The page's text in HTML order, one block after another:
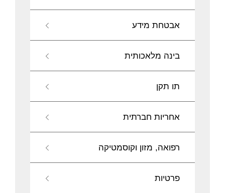
אבטחת מידע
בינה מלאכותית
תו תקן
אחריות חברתית
רפואה, מזון וקוסמטיקה
פרטיות